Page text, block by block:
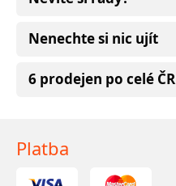
Nenechte si nic ujít
6 prodejen po celé ČR
Platba